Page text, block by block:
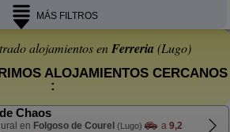
MÁS FILTROS
alojamientos enFerreria (Lugo)
ALOJAMIENTOS CERCANOS
:
Chaos
en Folgoso de Courel (Lugo) a 9,2